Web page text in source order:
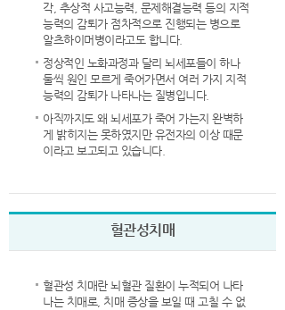
각, 추상적 사고능력, 문제해결능력 등의 지적
능력의 감퇴가 점차적으로 진행되는 병으로
알츠하이머병이라고도 합니다.
정상적인 노화과정과 달리 뇌세포들이 하나
둘씩 원인 모르게 죽어가면서 여러 가지 지적
능력의 감퇴가 나타나는 질병입니다.
아직까지도 왜 뇌세포가 죽어 가는지 완벽하
게 밝히지는 못하였지만 유전자의 이상 때문
이라고 보고되고 있습니다.
혈관성치매
혈관성 치매란 뇌혈관 질환이 누적되어 나타
나는 치매로, 치매 증상을 보일 때 고칠 수 없